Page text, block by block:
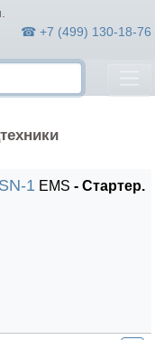
☎ +7 (499) 130-18-76
1 EMS - Стартер.